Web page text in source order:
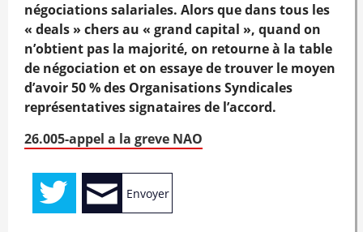
négociations salariales. Alors que dans tous les
« deals » chers au « grand capital », quand on
n’obtient pas la majorité, on retourne à la table
de négociation et on essaye de trouver le moyen
d’avoir 50 % des Organisations Syndicales
représentatives signataires de l’accord.
26.005-appel a la greve NAO
Envoyer